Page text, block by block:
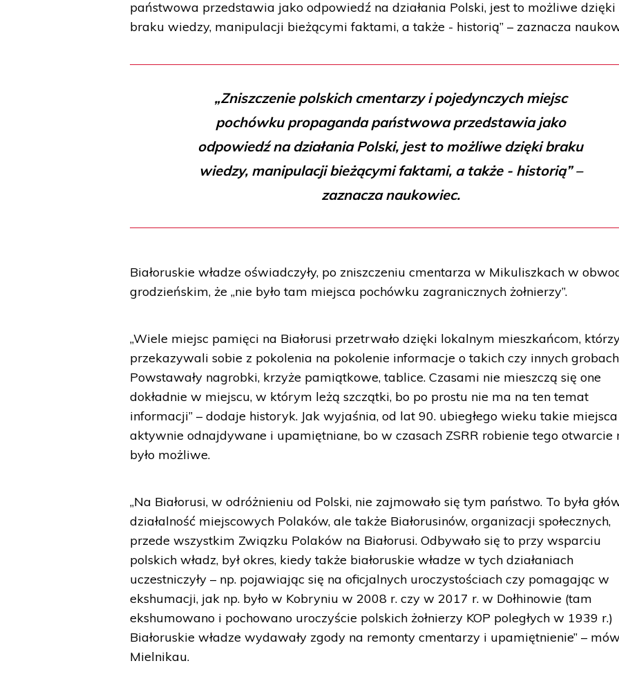
państwowa przedstawia jako odpowiedź na działania Polski, jest to możliwe dzięki
braku wiedzy, manipulacji bieżącymi faktami, a także - historią” – zaznacza
„Zniszczenie polskich cmentarzy i pojedynczych miejsc
pochówku propaganda państwowa przedstawia jako
odpowiedź na działania Polski, jest to możliwe dzięki braku
wiedzy, manipulacji bieżącymi faktami, a także - historią” –
zaznacza naukowiec.
Białoruskie władze oświadczyły, po zniszczeniu cmentarza w Mikuliszkach w
grodzieńskim, że „nie było tam miejsca pochówku zagranicznych żołnierzy”.
„Wiele miejsc pamięci na Białorusi przetrwało dzięki lokalnym mieszkańcom,
przekazywali sobie z pokolenia na pokolenie informacje o takich czy innych
Powstawały nagrobki, krzyże pamiątkowe, tablice. Czasami nie mieszczą się one
dokładnie w miejscu, w którym leżą szczątki, bo po prostu nie ma na ten temat
informacji” – dodaje historyk. Jak wyjaśnia, od lat 90. ubiegłego wieku takie miejsca
aktywnie odnajdywane i upamiętniane, bo w czasach ZSRR robienie tego otwarcie
było możliwe.
„Na Białorusi, w odróżnieniu od Polski, nie zajmowało się tym państwo. To była
działalność miejscowych Polaków, ale także Białorusinów, organizacji społecznych,
przede wszystkim Związku Polaków na Białorusi. Odbywało się to przy wsparciu
polskich władz, był okres, kiedy także białoruskie władze w tych działaniach
uczestniczyły – np. pojawiając się na oficjalnych uroczystościach czy pomagając w
ekshumacji, jak np. było w Kobryniu w 2008 r. czy w 2017 r. w Dołhinowie (tam
ekshumowano i pochowano uroczyście polskich żołnierzy KOP poległych w 1939 r.)
Białoruskie władze wydawały zgody na remonty cmentarzy i upamiętnienie” –
Mielnikau.